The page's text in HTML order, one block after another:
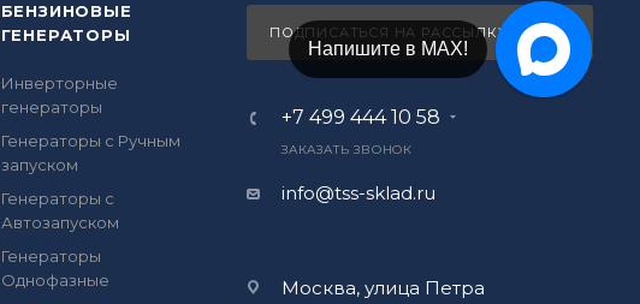
БЕНЗИНОВЫЕ
ГЕНЕРАТОРЫ
Инверторные
генераторы
Генераторы с Ручным
запуском
Генераторы с
Автозапуском
Генераторы
Однофазные
ПОДПИСАТЬСЯ НА РАССЫЛКУ
+7 499 444 10 58
ЗАКАЗАТЬ ЗВОНОК
info@tss-sklad.ru
Москва, улица Петра
Напишите в Telegram!